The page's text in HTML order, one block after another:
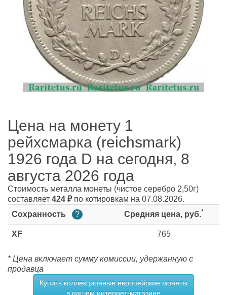
Цена на монету 1
рейхсмарка (reichsmark)
1926 года D на сегодня, 8
августа 2026 года
Стоимость металла монеты (чистое серебро 2,50г)
составляет 424 ₽по котировкам на 07.08.2026.
Сохранность
? Средняя цена, руб.*
XF 765
* Цена включает сумму комиссии, удержанную с
продавца
Купить коллекционные европейские монеты
в нашем интернет-магазине